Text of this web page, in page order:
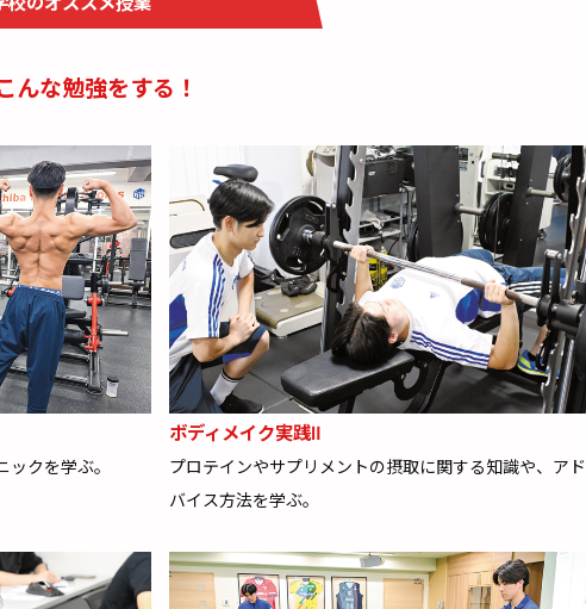
んな勉強をする！
クを学ぶ。
ボディメイク実践Ⅱ
プロテインやサプリメントの摂取に関する知識や、アド
バイス方法を学ぶ。